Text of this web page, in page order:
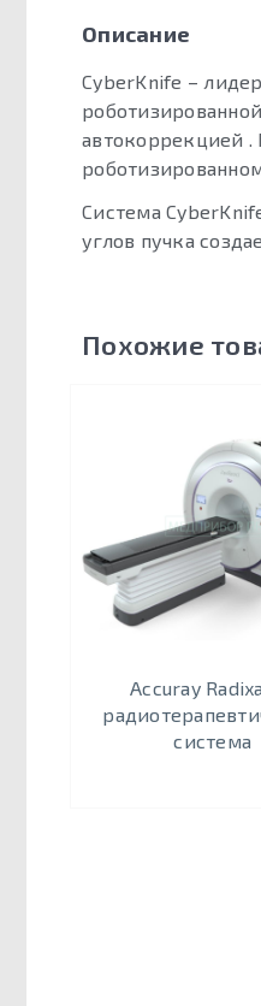
Описание
CyberKnife –
автокоррекцией
Система
углов пучка
Похожие
Accuray
система